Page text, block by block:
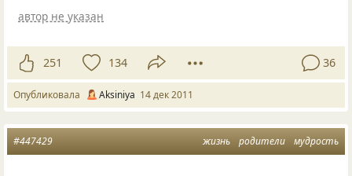
автор не указан
251 134 36
Опубликовала Aksiniya 14 дек 2011
жизнь родители мудрость
#447429